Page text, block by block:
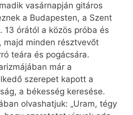
vasárnapján gitáros
a Budapesten, a Szent
13 órától a közös próba és
majd minden résztvevőt
teára és pogácsára.
már a
szerepet kapott a
a békesség keresése.
olvashatjuk: „Uram, tégy